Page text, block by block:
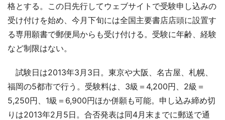
格とする。この日先行してウェブサイトで受験申し込みの
受け付けを始め、今月下旬には全国主要書店店頭に設置す
る専用願書で郵便局からも受け付ける。受験に年齢、経験
など制限はない。
試験日は2013年3月3日。東京や大阪、名古屋、札幌、
福岡の5都市で行う。受験料は、3級＝4,200円、2級＝
5,250円、1級＝6,900円ほか併願も可能。申し込み締め切
りは2013年2月5日。合否発表は同4月末までに郵送で通